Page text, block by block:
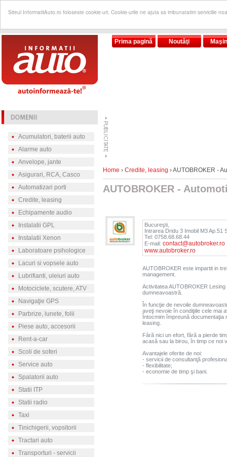
Siteul InformatiiAuto.ro foloseste cookie-uri. Cookie-urile ne ajuta sa imbunatatim serviciile
Prima pagină Noutăţi
Acumulatori, baterii auto
Alarme auto
Anvelope, jante
Asigurari, RCA, Casco
Automatizari porti
Credite, leasing
Echipamente audio
Instalatii GPL
Instalatii Xenon
Laboratoare psihologice
Lacuri si vopsele auto
Lubrifianti, uleiuri auto
Motociclete, scutere, ATV
Navigaţie GPS
Parbrize, lunete, folii
Piese auto, accesorii
Rent-a-car
Scoli de soferi
Service auto
Spalatorii auto
Statii ITP
Statii radio
Taxi
Tinichigerii, vopsitorii
Tractari auto
Transporturi - servicii
Home › Credite, leasing › AUTOBROKER -
AUTOBROKER -
Bucureşti,
Intrarea Dridu 3 Imobil M3 Ap.51
Tel: 0758.68.68.44
E-mail: contact@autobroker.ro
www.autobroker.ro
AUTOBROKER este impartit in
management.
Activitatea AUTOBROKER
dumneavoastră.
În funcţie de nevoile
aveţi nevoie în condiţiile cele mai
Întocmim împreună documentaţia
leasing.
Fără nici un efort, fără a pierde
acasă sau la birou, în timp ce noi
Avantajele oferite de noi:
- servicii de consultanţă
- flexibilitate;
- economie de timp şi bani.